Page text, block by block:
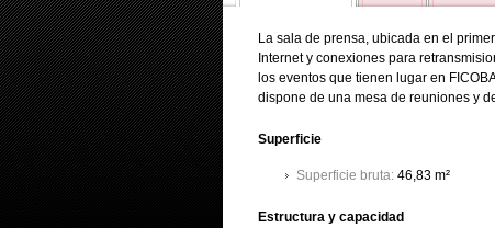
La sala de prensa, ubicada en el
Internet y conexiones para
los eventos que tienen lugar en
dispone de una mesa de reuniones y
Superficie
Superficie bruta:46,83 m²
Estructura y capacidad